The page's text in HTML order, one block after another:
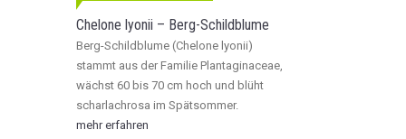
Chelone lyonii – Berg-Schildblume
Berg-Schildblume (Chelone lyonii)
stammt aus der Familie Plantaginaceae,
wächst 60 bis 70 cm hoch und blüht
scharlachrosa im Spätsommer.
mehr erfahren